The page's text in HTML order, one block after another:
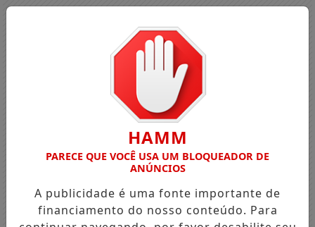
HAMM
PARECE QUE VOCÊ USA UM BLOQUEADOR DE
ANÚNCIOS
A publicidade é uma fonte importante de
financiamento do nosso conteúdo. Para